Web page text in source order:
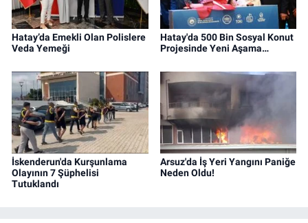
Hatay’da Emekli Olan Polislere
Veda Yemeği
Hatay'da 500 Bin Sosyal Konut
Projesinde Yeni Aşama…
İskenderun'da Kurşunlama
Olayının 7 Şüphelisi
Tutuklandı
Arsuz'da İş Yeri Yangını Paniğe
Neden Oldu!